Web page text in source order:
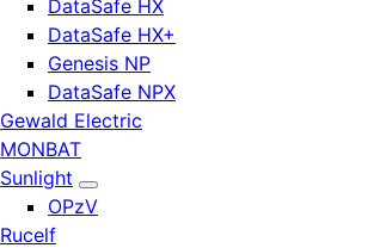
DataSafe HX
DataSafe HX+
Genesis NP
DataSafe NPX
Gewald Electric
MONBAT
Sunlight
OPzV
Rucelf